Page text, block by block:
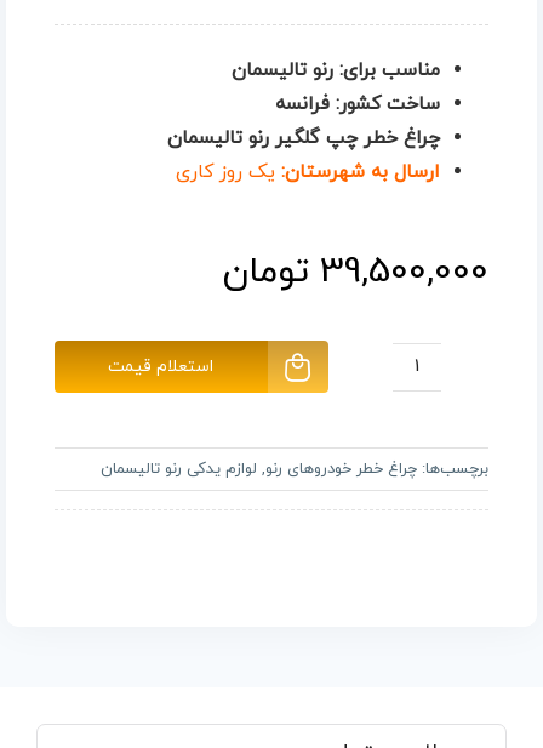
مناسب برای: رنو تالیسمان
ساخت کشور: فرانسه
چراغ خطر چپ گلگیر رنو تالیسمان
ارسال به شهرستان: یک روز کاری
39,500,000 تومان
چپ
گلگیر
رنو
استعلام قیمت
برچسب‌ها: چراغ خطر خودروهای رنو, لوازم یدکی رنو تالیسمان